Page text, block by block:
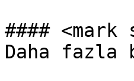
####
Daha